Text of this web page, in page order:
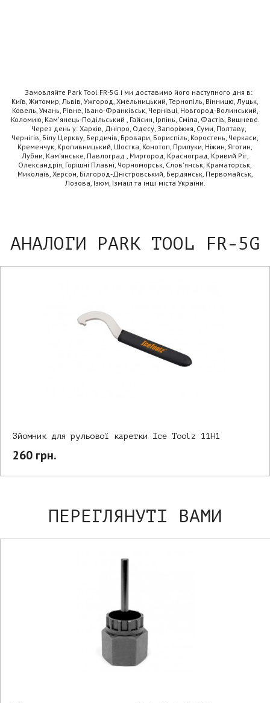
Замовляйте Park Tool FR-5G і ми доставимо його наступного дня в:
Київ, Житомир, Львів, Ужгород, Хмельницький, Тернопіль, Вінницю, Луцьк,
Ковель, Умань, Рівне, Івано-Франківськ, Чернівці, Новгород-Волинський,
Коломию, Кам'янець-Подільський , Гайсин, Ірпінь, Сміла, Фастів, Вишневе.
Через день у: Харків, Дніпро, Одесу, Запоріжжя, Суми, Полтаву,
Чернігів, Білу Церкву, Бердичів, Бровари, Бориспіль, Коростень, Черкаси,
Кременчук, Кропивницький, Шостка, Конотоп, Прилуки, Ніжин, Яготин,
Лубни, Кам'янське, Павлоград , Миргород, Красноград, Кривий Ріг,
Олександрія, Горішні Плавні, Чорноморськ, Слов'янськ, Краматорськ,
Миколаїв, Херсон, Білгород-Дністровський, Бердянськ, Первомайськ,
Лозова, Ізюм, Ізмаїл та інші міста України.
АНАЛОГИ PARK TOOL FR-5G
Зйомник для рульової каретки Ice Toolz 11H1
260 грн.
ПЕРЕГЛЯНУТІ ВАМИ